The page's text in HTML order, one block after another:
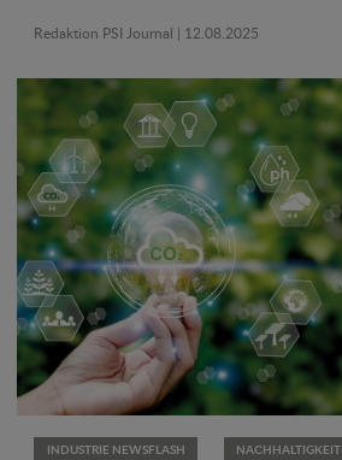
Redaktion PSI Journal | 12.08.2025
INDUSTRIE NEWSFLASH NACHHALTIGKEIT